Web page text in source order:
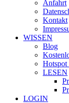
Anfahrt
Kontakt
WISSEN
Blog
Hotspot
LESEN
LOGIN